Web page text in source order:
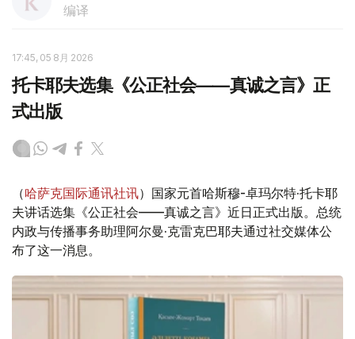
编译
17:45, 05 8月 2026
托卡耶夫选集《公正社会——真诚之言》正
式出版
（哈萨克国际通讯社讯）国家元首哈斯穆-卓玛尔特·托卡耶
夫讲话选集《公正社会——真诚之言》近日正式出版。总统
内政与传播事务助理阿尔曼·克雷克巴耶夫通过社交媒体公
布了这一消息。